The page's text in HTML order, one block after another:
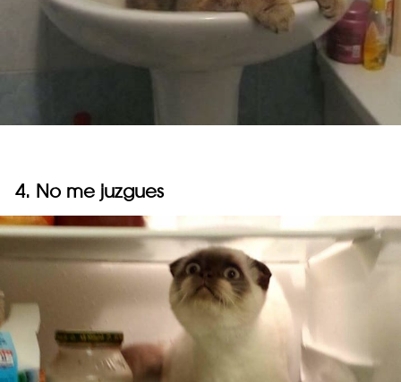
4. No me juzgues